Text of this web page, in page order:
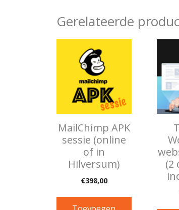
Gerelateerde
MailChimp APK
sessie (online
of in
Hilversum)
€398,00
(2